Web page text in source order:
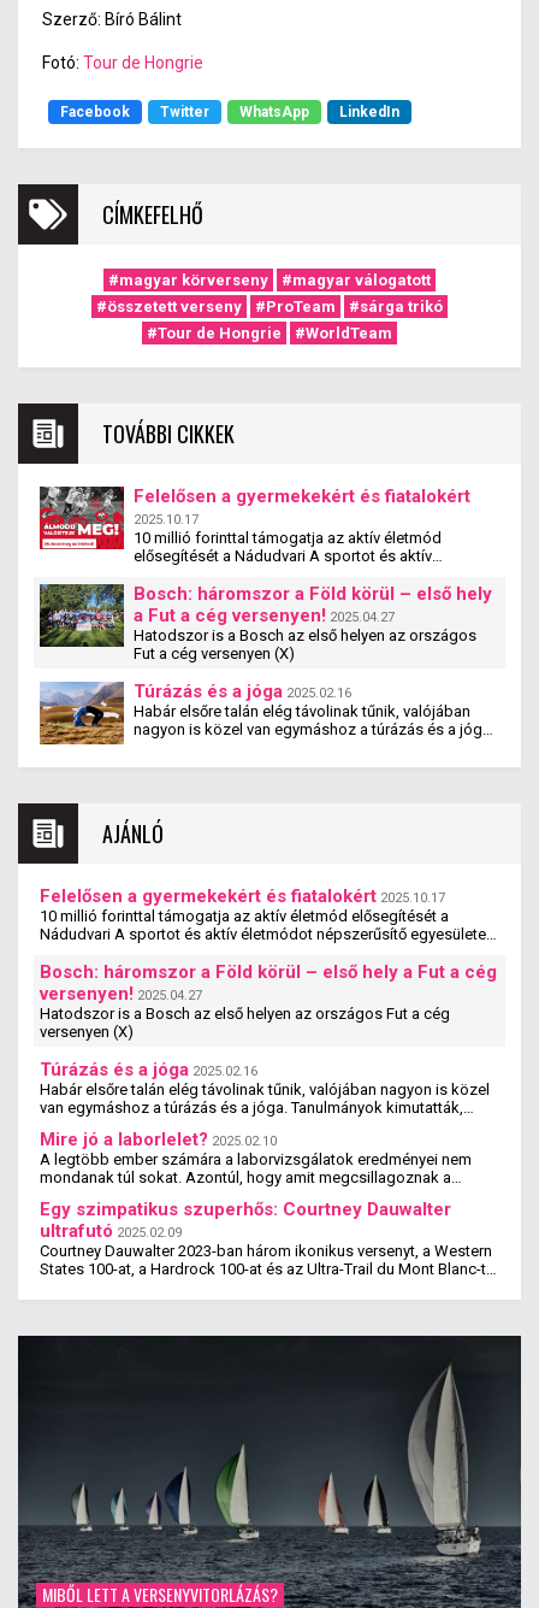
Szerző: Bíró Bálint
Fotó: Tour de Hongrie
Facebook Twitter WhatsApp LinkedIn
CÍMKEFELHŐ
#magyar körverseny
#magyar válogatott
#összetett verseny
#ProTeam
#sárga trikó
#Tour de Hongrie
#WorldTeam
TOVÁBBI CIKKEK
Felelősen a gyermekekért és fiatalokért
2025.10.17
10 millió forinttal támogatja az aktív életmód
elősegítését a Nádudvari A sportot és aktív
iskolák szakmai tevékenységét támogatja a
Nádudvari hamarosan induló pályázata. A
#mitehetünktöbbet pályzat a cég társadalmi
felelősségvállalási programjának új eleme. A
pályázaton olyan magyarországi szervezetek
vehetnek részt, amelyek 5 és 25 év közötti fiatalok
számára biztosítják a rendszeres mozgás,
sportolás lehetőségét – jelentette be Nagy Ádám, a
Nádudvari Élelmiszer Kft. ügyvezető igazgatója.
Bosch: háromszor a Föld körül – első hely
a Fut a cég versenyen! 2025.04.27
Hatodszor is a Bosch az első helyen az országos
Fut a cég versenyen (X)
Túrázás és a jóga 2025.02.16
Habár elsőre talán elég távolinak tűnik, valójában
nagyon is közel van egymáshoz a túrázás és a jóga.
túrázás együtt nemcsak fizikai, hanem mentális
AJÁNLÓ
Felelősen a gyermekekért és fiatalokért 2025.10.17
10 millió forinttal támogatja az aktív életmód elősegítését a
Nádudvari A sportot és aktív életmódot népszerűsítő egyesületek,
Bosch: háromszor a Föld körül – első hely a Fut a cég
versenyen! 2025.04.27
Hatodszor is a Bosch az első helyen az országos Fut a cég
versenyen (X)
Túrázás és a jóga 2025.02.16
Habár elsőre talán elég távolinak tűnik, valójában nagyon is közel
van egymáshoz a túrázás és a jóga. Tanulmányok kimutatták,
Mire jó a laborlelet? 2025.02.10
A legtöbb ember számára a laborvizsgálatok eredményei nem
mondanak túl sokat. Azontúl, hogy amit megcsillagoznak a
Egy szimpatikus szuperhős: Courtney Dauwalter
ultrafutó 2025.02.09
Courtney Dauwalter 2023-ban három ikonikus versenyt, a Western
States 100-at, a Hardrock 100-at és az Ultra-Trail du Mont Blanc-t
MIBŐL LETT A VERSENYVITORLÁZÁS?